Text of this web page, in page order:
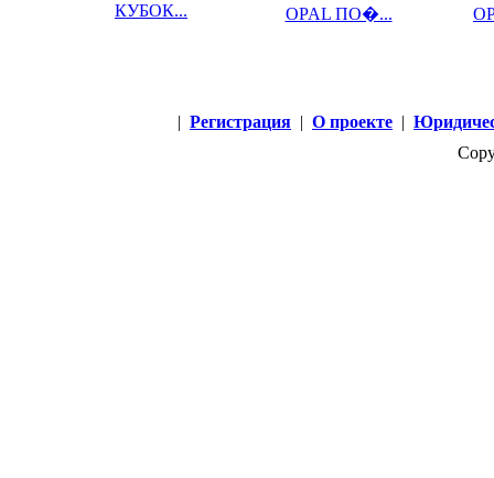
КУБОК... OPAL ПО�...
| Регистрация | О проекте |